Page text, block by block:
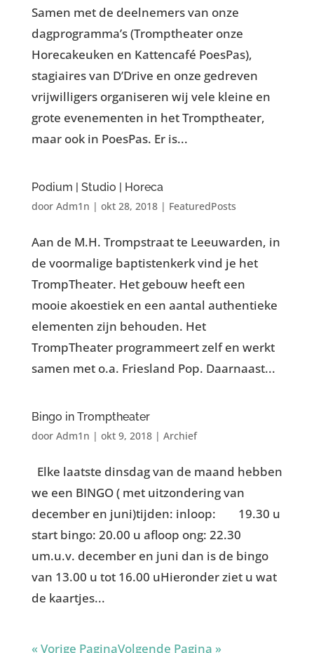
Samen met de deelnemers van onze
dagprogramma’s (Tromptheater onze
Horecakeuken en Kattencafé PoesPas),
stagiaires van D’Drive en onze gedreven
vrijwilligers organiseren wij vele kleine en
grote evenementen in het Tromptheater,
maar ook in PoesPas. Er is...
Podium | Studio | Horeca
door Adm1n | okt 28, 2018| FeaturedPosts
Aan de M.H. Trompstraat te Leeuwarden, in
de voormalige baptistenkerk vind je het
TrompTheater. Het gebouw heeft een
mooie akoestiek en een aantal authentieke
elementen zijn behouden. Het
TrompTheater programmeert zelf en werkt
samen met o.a. Friesland Pop. Daarnaast...
Bingo in Tromptheater
door Adm1n | okt 9, 2018| Archief
Elke laatste dinsdag van de maand hebben
we een BINGO ( met uitzondering van
december en juni)tijden: inloop: 19.30 u
start bingo: 20.00 u afloop ong: 22.30
um.u.v. december en juni dan is de bingo
van 13.00 u tot 16.00 uHieronder ziet u wat
de kaartjes...
« Vorige PaginaVolgende Pagina »